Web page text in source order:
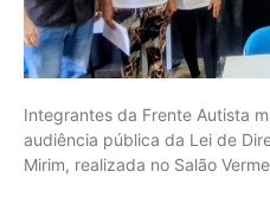
Integrantes da Frente Autista
audiência pública da Lei de
Mirim, realizada no Salão